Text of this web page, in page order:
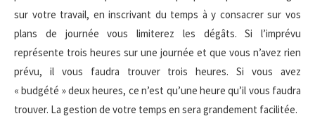
sur votre travail, en inscrivant du temps à y consacrer sur vos
plans de journée vous limiterez les dégâts. Si l’imprévu
représente trois heures sur une journée et que vous n’avez rien
prévu, il vous faudra trouver trois heures. Si vous avez
« budgété » deux heures, ce n’est qu’une heure qu’il vous faudra
trouver. La gestion de votre temps en sera grandement facilitée.